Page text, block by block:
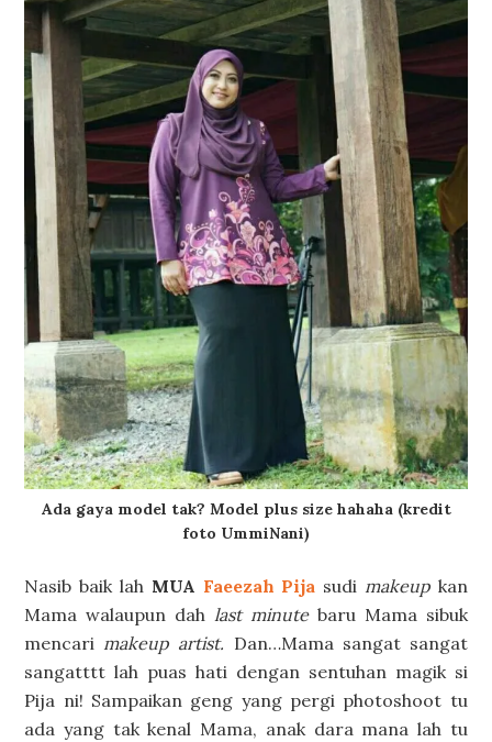
Ada gaya model tak? Model plus size hahaha (kredit
foto UmmiNani)
Nasib baik lah MUA Faeezah Pija sudi makeupkan
Mama walaupun dahlast minutebaru Mama sibuk
mencarimakeup artist. Dan…Mama sangat sangat
sangatttt lah puas hati dengan sentuhan magik si
Pija ni! Sampaikan geng yang pergi photoshoot tu
ada yang tak kenal Mama, anak dara mana lah tu